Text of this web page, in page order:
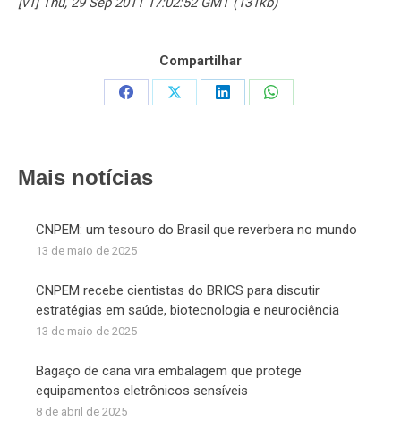
Compartilhar
Share
Share
Share
Share
Mais notícias
CNPEM: um tesouro do Brasil que reverbera no mundo
13 de maio de 2025
CNPEM recebe cientistas do BRICS para discutir
estratégias em saúde, biotecnologia e neurociência
13 de maio de 2025
Bagaço de cana vira embalagem que protege
equipamentos eletrônicos sensíveis
8 de abril de 2025